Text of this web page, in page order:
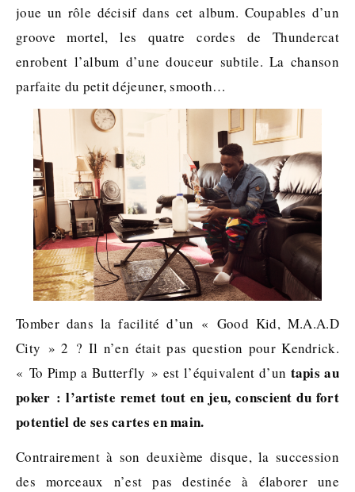
joue un rôle décisif dans cet album. Coupables d’un
groove mortel, les quatre cordes de Thundercat
enrobent l’album d’une douceur subtile. La chanson
parfaite du petit déjeuner, smooth…
Tomber dans la facilité d’un « Good Kid, M.A.A.D
City » 2 ? Il n’en était pas question pour Kendrick.
« To Pimp a Butterfly » est l’équivalent d’un tapis au
poker : l’artiste remet tout en jeu, conscient du fort
potentiel de ses cartes en main.
Contrairement à son deuxième disque, la succession
des morceaux n’est pas destinée à élaborer une